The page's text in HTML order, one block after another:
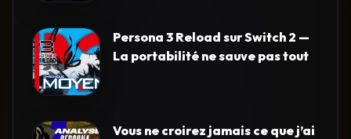
Persona 3 Reload sur Switch 2 —
La portabilité ne sauve pas tout
Vous ne croirez jamais ce que j’ai